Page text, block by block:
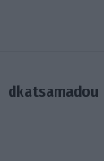
dkatsamadou